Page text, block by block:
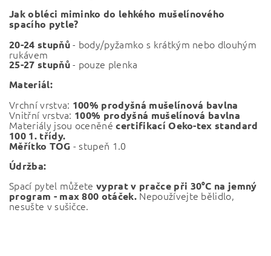
Jak obléci miminko do lehkého mušelínového
spacího pytle?
20-24 stupňů- body/pyžamko s krátkým nebo dlouhým
rukávem
25-27 stupňů- pouze plenka
Materiál:
Vrchní vrstva: 100% prodyšná mušelínová bavlna
Vnitřní vrstva: 100% prodyšná mušelínová bavlna
Materiály jsou oceněnécertifikací Oeko-tex standard
100 1. třídy.
Měřítko TOG - stupeň 1.0
Údržba:
Spací pytel můžetevyprat v pračce při 30°C na jemný
program - max 800 otáček. Nepoužívejte bělidlo,
nesušte v sušičce.